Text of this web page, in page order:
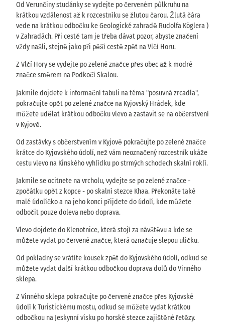
Od Verunčiny studánky se vydejte po červeném půlkruhu na
krátkou vzdálenost až k rozcestníku se žlutou čarou. Žlutá čára
vede na krátkou odbočku ke Geologické zahradě Rudolfa Köglera )
v Zahradách. Při cestě tam je třeba dávat pozor, abyste značení
vždy našli, stejně jako při pěší cestě zpět na Vlčí Horu.
Z Vlčí Hory se vydejte po zelené značce přes obec až k modré
značce směrem na Podkočí Skalou.
Jakmile dojdete k informační tabuli na téma "posuvná zrcadla",
pokračujte opět po zelené značce na Kyjovský Hrádek, kde
můžete udělat krátkou odbočku vlevo a zastavit se na občerstvení
v Kyjově.
Od zastávky s občerstvením v Kyjově pokračujte po zelené značce
krátce do Kyjovského údolí, než vám neoznačený rozcestník ukáže
cestu vlevo na Kinského vyhlídku po strmých schodech skalní roklí.
Jakmile se ocitnete na vrcholu, vydejte se po zelené značce -
zpočátku opět z kopce - po skalní stezce Khaa. Překonáte také
malé údolíčko a na jeho konci přijdete do údolí, kde můžete
odbočit pouze doleva nebo doprava.
Vlevo dojdete do Klenotnice, která stojí za návštěvu a kde se
můžete vydat po červené značce, která označuje slepou uličku.
Od pokladny se vrátíte kousek zpět do Kyjovského údolí, odkud se
můžete vydat další krátkou odbočkou doprava dolů do Vinného
sklepa.
Z Vinného sklepa pokračujte po červené značce přes Kyjovské
údolí k Turistickému mostu, odkud se můžete vydat krátkou
odbočkou na Jeskynní vísku po horské stezce zajištěné řetězy.